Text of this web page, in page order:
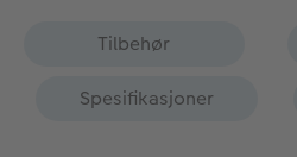
Tilbehør
Spesifikasjoner